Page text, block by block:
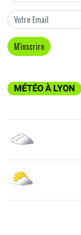
MÉTÉO À LYON